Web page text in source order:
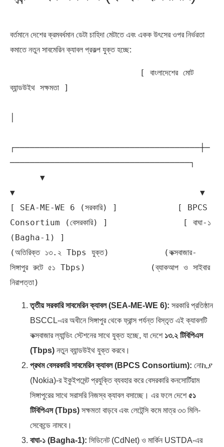
বর্তমানে দেশের ক্রমবর্ধমান ডেটা চাহিদা মেটাতে এবং একক উৎসের ওপর নির্ভরতা
কমাতে নতুন সাবমেরিন ক্যাবল প্রকল্প যুক্ত হচ্ছে:
ব্যান্ডউইথ সক্ষমতা ]
┌─────────────────────────────────────┼─
────────────────────────────────────┐
▼                                     ▼
[ SEA-ME-WE 6 (সরকারি) ]            [ BPCS
Consortium (বেসরকারি) ]               [ বাঘা-১
(Bagha-1) ]
(অতিরিক্ত ১৩.২ Tbps যুক্ত)           (কক্সবাজার-
সিঙ্গাপুর রুটে ৫১ Tbps)             (ব্যাকআপ ও সাইবার
তৃতীয় সরকারি সাবমেরিন ক্যাবল (SEA-ME-WE 6): সরকারি প্রতিষ্ঠান
BSCCL-এর অধীনে সিঙ্গাপুর থেকে ফ্রান্স পর্যন্ত বিস্তৃত এই ক্যাবলটি
কক্সবাজার ল্যান্ডিং স্টেশনের সাথে যুক্ত হচ্ছে, যা দেশে ১৩.২ টিবিপিএস
(Tbps) নতুন ব্যান্ডউইথ যুক্ত করবে।
প্রথম বেসরকারি সাবমেরিন ক্যাবল (BPCS Consortium): নোኪያ
(Nokia)-র ইকুইপমেন্ট প্রযুক্তি ব্যবহার করে বেসরকারি কনসোর্টিয়াম
সিঙ্গাপুরের সাথে সরাসরি নিজস্ব ক্যাবল বসাচ্ছে। এর ফলে দেশে৫১
টিবিপিএস (Tbps) সক্ষমতা বাড়বে এবং লেটেন্সি কমে মাত্র ৩৩ মিলি-
সেকেন্ডে নামবে।
বাঘা-১ (Bagha-1): সিডিনেট (CdNet) ও মার্কিন USTDA-এর